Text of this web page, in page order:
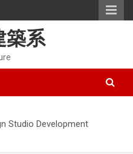
築系
Studio Development